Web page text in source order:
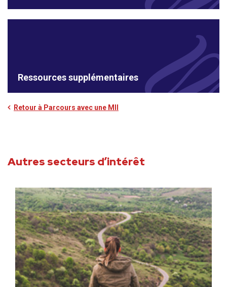
Ressources supplémentaires
Retour à Parcours avec une MII
Autres secteurs d’intérêt